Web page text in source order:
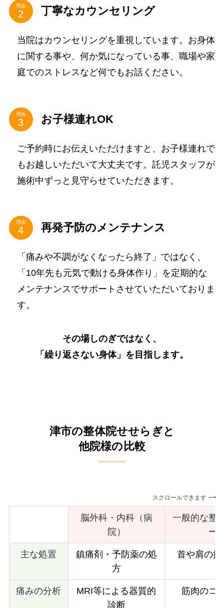
理由 丁寧なカウンセリング
当院はカウンセリングを重視しています。お身体
に関する事や、何か気になっている事、職場や家
庭でのストレスなど何でもお話ください。
理由 お子様連れOK
ご予約時にお伝えいただけますと、お子様連れで
もお越しいただいて大丈夫です。託児スタッフが
施術中ずっと見守らせていただきます。
理由 再発予防のメンテナンス
「痛みや不調がなくなったら終了」ではなく、
「10年先も元気で動ける身体作り」を定期的な
メンテナンスでサポートさせていただいておりま
す。
その場しのぎではなく、
「繰り返さない身体」を目指します。
津市の整体院せせらぎと
他院様の比較
スクロールできます
脳外科・内科（病
院）
一般的な整
ー
主な処置
鎮痛剤・予防薬の処
方
首や肩の
痛みの分析
MRI等による器質的
診断
筋肉のコ